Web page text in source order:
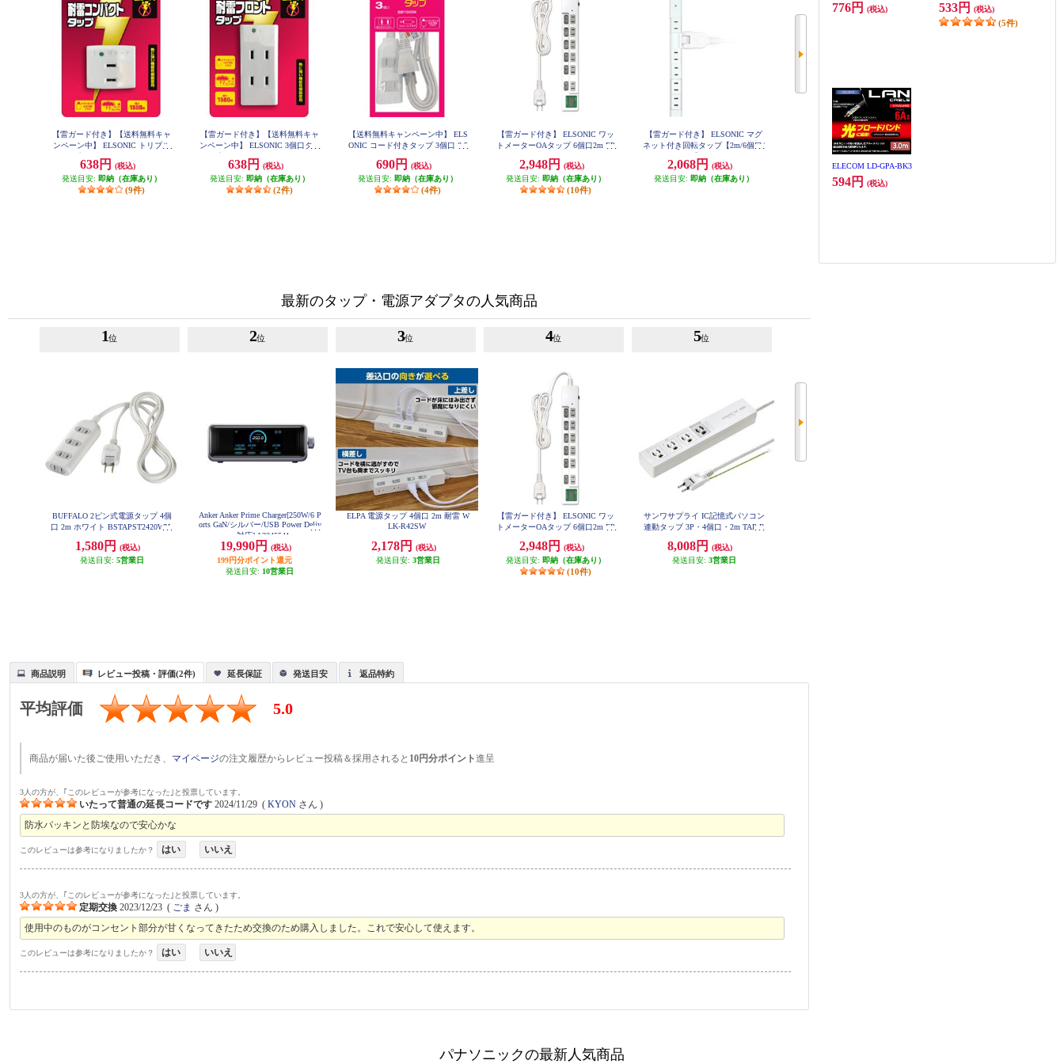
776円 (税込) 533円 (税込)
(5件)
ELECOM LD-GPA-BK3
594円 (税込)
【雷ガード付き】【送料無料キャ
ンペーン中】 ELSONIC トリプル
638円
(税込)
発送目安: 即納（在庫あり）
(9件)
【雷ガード付き】【送料無料キャ
ンペーン中】 ELSONIC 3個口タッ
638円
(税込)
発送目安: 即納（在庫あり）
(2件)
【送料無料キャンペーン中】 ELS
ONIC コード付きタップ 3個口 0.5
690円
(税込)
発送目安: 即納（在庫あり）
(4件)
【雷ガード付き】 ELSONIC ワッ
トメーターOAタップ 6個口2m EP
2,948円
(税込)
発送目安: 即納（在庫あり）
(10件)
【雷ガード付き】 ELSONIC マグ
ネット付き回転タップ【2m/6個口/
2,068円
(税込)
発送目安: 即納（在庫あり）
【雷ガード付き】 ELSONIC 充電
端子・マグネット付き回転タップ
【2m/4個口/USB-A/USB-C/ホワイ
ト】 EPTC24U2CRO
2,728円(税込)
発送目安:即納（在庫あり）
最新のタップ・電源アダプタの人気商品
1位
BUFFALO 2ピン式電源タップ 4個
口 2m ホワイト BSTAPST2420WH
1,580円
(税込)
発送目安: 5営業日
2位
Anker Anker Prime Charger[250W/6 P
orts GaN/シルバー/USB Power Deliv
ery対応] A2345541
19,990円
(税込)
199円分ポイント還元
発送目安: 10営業日
3位
ELPA 電源タップ 4個口 2m 耐雷 W
LK-R42SW
2,178円
(税込)
発送目安: 3営業日
4位
【雷ガード付き】 ELSONIC ワッ
トメーターOAタップ 6個口2m EP
2,948円
(税込)
発送目安: 即納（在庫あり）
(10件)
5位
サンワサプライ IC記憶式パソコン
連動タップ 3P・4個口・2m TAP-R
8,008円
(税込)
発送目安: 3営業日
商品説明 レビュー投稿・評価(2件) 延長保証 発送目安 返品特約
平均評価 5.0
商品が届いた後ご使用いただき、 マイページの注文履歴からレビュー投稿＆採用されると 10円分ポイント進呈
3人の方が、｢このレビューが参考になった｣と投票しています。
いたって普通の延長コードです 2024/11/29 (KYON さん )
防水パッキンと防埃なので安心かな
このレビューは参考になりましたか？ はい いいえ
3人の方が、｢このレビューが参考になった｣と投票しています。
定期交換 2023/12/23 ( ごま さん )
使用中のものがコンセント部分が甘くなってきたため交換のため購入しました。これで安心して使えます。
このレビューは参考になりましたか？ はい いいえ
パナソニックの最新人気商品